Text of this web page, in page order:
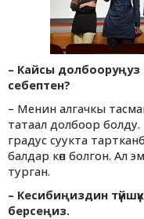
– Кайсы
себептен?
– Менин алгачкы
татаал долбоор
градус суукта
балдар көп болгон. Ал
турган.
– Кесибиңиздин
берсеңиз.